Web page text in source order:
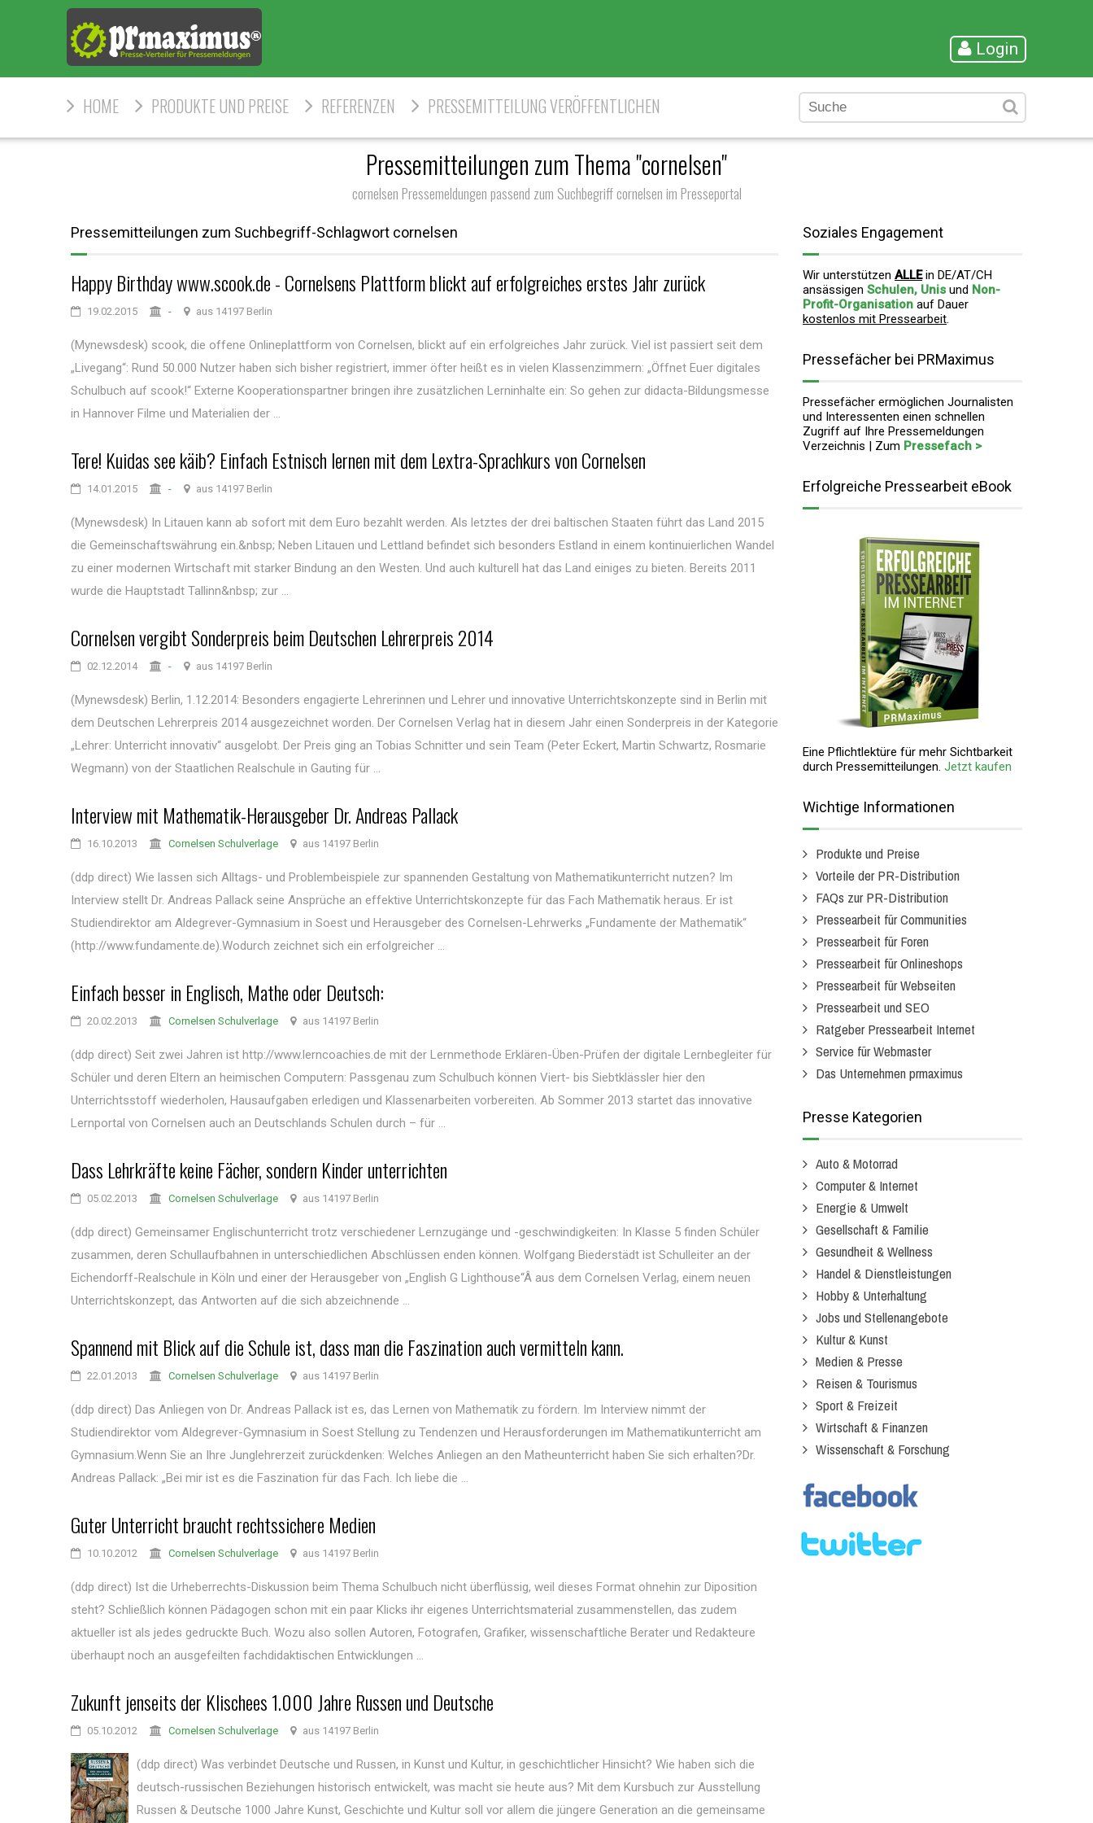
Login
HOME PRODUKTE UND PREISE REFERENZEN PRESSEMITTEILUNG VERÖFFENTLICHEN
Pressemitteilungen zum Thema "cornelsen"
cornelsen Pressemeldungen passend zum Suchbegriff cornelsen im Presseportal
Pressemitteilungen zum Suchbegriff-Schlagwort cornelsen
Happy Birthday www.scook.de - Cornelsens Plattform blickt auf erfolgreiches erstes Jahr zurück
19.02.2015 - aus 14197 Berlin
(Mynewsdesk) scook, die offene Onlineplattform von Cornelsen, blickt auf ein erfolgreiches Jahr zurück. Viel ist passiert seit dem
„Livegang“: Rund 50.000 Nutzer haben sich bisher registriert, immer öfter heißt es in vielen Klassenzimmern: „Öffnet Euer digitales
Schulbuch auf scook!“ Externe Kooperationspartner bringen ihre zusätzlichen Lerninhalte ein: So gehen zur didacta-Bildungsmesse
in Hannover Filme und Materialien der ...
Tere! Kuidas see käib? Einfach Estnisch lernen mit dem Lextra-Sprachkurs von Cornelsen
14.01.2015 - aus 14197 Berlin
(Mynewsdesk) In Litauen kann ab sofort mit dem Euro bezahlt werden. Als letztes der drei baltischen Staaten führt das Land 2015
die Gemeinschaftswährung ein.&nbsp; Neben Litauen und Lettland befindet sich besonders Estland in einem kontinuierlichen Wandel
zu einer modernen Wirtschaft mit starker Bindung an den Westen. Und auch kulturell hat das Land einiges zu bieten. Bereits 2011
wurde die Hauptstadt Tallinn&nbsp; zur ...
Cornelsen vergibt Sonderpreis beim Deutschen Lehrerpreis 2014
02.12.2014 - aus 14197 Berlin
(Mynewsdesk) Berlin, 1.12.2014: Besonders engagierte Lehrerinnen und Lehrer und innovative Unterrichtskonzepte sind in Berlin mit
dem Deutschen Lehrerpreis 2014 ausgezeichnet worden. Der Cornelsen Verlag hat in diesem Jahr einen Sonderpreis in der Kategorie
„Lehrer: Unterricht innovativ“ ausgelobt. Der Preis ging an Tobias Schnitter und sein Team (Peter Eckert, Martin Schwartz, Rosmarie
Wegmann) von der Staatlichen Realschule in Gauting für ...
Interview mit Mathematik-Herausgeber Dr. Andreas Pallack
16.10.2013 Cornelsen Schulverlage aus 14197 Berlin
(ddp direct) Wie lassen sich Alltags- und Problembeispiele zur spannenden Gestaltung von Mathematikunterricht nutzen? Im
Interview stellt Dr. Andreas Pallack seine Ansprüche an effektive Unterrichtskonzepte für das Fach Mathematik heraus. Er ist
Studiendirektor am Aldegrever-Gymnasium in Soest und Herausgeber des Cornelsen-Lehrwerks „Fundamente der Mathematik“
(http://www.fundamente.de).Wodurch zeichnet sich ein erfolgreicher ...
Einfach besser in Englisch, Mathe oder Deutsch:
20.02.2013 Cornelsen Schulverlage aus 14197 Berlin
(ddp direct) Seit zwei Jahren ist http://www.lerncoachies.de mit der Lernmethode Erklären-Üben-Prüfen der digitale Lernbegleiter für
Schüler und deren Eltern an heimischen Computern: Passgenau zum Schulbuch können Viert- bis Siebtklässler hier den
Unterrichtsstoff wiederholen, Hausaufgaben erledigen und Klassenarbeiten vorbereiten. Ab Sommer 2013 startet das innovative
Lernportal von Cornelsen auch an Deutschlands Schulen durch – für ...
Dass Lehrkräfte keine Fächer, sondern Kinder unterrichten
05.02.2013 Cornelsen Schulverlage aus 14197 Berlin
(ddp direct) Gemeinsamer Englischunterricht trotz verschiedener Lernzugänge und -geschwindigkeiten: In Klasse 5 finden Schüler
zusammen, deren Schullaufbahnen in unterschiedlichen Abschlüssen enden können. Wolfgang Biederstädt ist Schulleiter an der
Eichendorff-Realschule in Köln und einer der Herausgeber von „English G Lighthouse“Â aus dem Cornelsen Verlag, einem neuen
Unterrichtskonzept, das Antworten auf die sich abzeichnende ...
Spannend mit Blick auf die Schule ist, dass man die Faszination auch vermitteln kann.
22.01.2013 Cornelsen Schulverlage aus 14197 Berlin
(ddp direct) Das Anliegen von Dr. Andreas Pallack ist es, das Lernen von Mathematik zu fördern. Im Interview nimmt der
Studiendirektor vom Aldegrever-Gymnasium in Soest Stellung zu Tendenzen und Herausforderungen im Mathematikunterricht am
Gymnasium.Wenn Sie an Ihre Junglehrerzeit zurückdenken: Welches Anliegen an den Matheunterricht haben Sie sich erhalten?Dr.
Andreas Pallack: „Bei mir ist es die Faszination für das Fach. Ich liebe die ...
Guter Unterricht braucht rechtssichere Medien
10.10.2012 Cornelsen Schulverlage aus 14197 Berlin
(ddp direct) Ist die Urheberrechts-Diskussion beim Thema Schulbuch nicht überflüssig, weil dieses Format ohnehin zur Diposition
steht? Schließlich können Pädagogen schon mit ein paar Klicks ihr eigenes Unterrichtsmaterial zusammenstellen, das zudem
aktueller ist als jedes gedruckte Buch. Wozu also sollen Autoren, Fotografen, Grafiker, wissenschaftliche Berater und Redakteure
überhaupt noch an ausgefeilten fachdidaktischen Entwicklungen ...
Zukunft jenseits der Klischees 1.000 Jahre Russen und Deutsche
05.10.2012 Cornelsen Schulverlage aus 14197 Berlin
(ddp direct) Was verbindet Deutsche und Russen, in Kunst und Kultur, in geschichtlicher Hinsicht? Wie haben sich die
deutsch-russischen Beziehungen historisch entwickelt, was macht sie heute aus? Mit dem Kursbuch zur Ausstellung
Russen & Deutsche 1000 Jahre Kunst, Geschichte und Kultur soll vor allem die jüngere Generation an die gemeinsame
Soziales Engagement
Wir unterstützen ALLEin DE/AT/CH
ansässigen Schulen, Unis und Non-
Profit-Organisation auf Dauer
kostenlos mit Pressearbeit.
Pressefächer bei PRMaximus
Pressefächer ermöglichen Journalisten
und Interessenten einen schnellen
Zugriff auf Ihre Pressemeldungen
Verzeichnis | Zum Pressefach >
Erfolgreiche Pressearbeit eBook
Eine Pflichtlektüre für mehr Sichtbarkeit
durch Pressemitteilungen. Jetzt kaufen
Wichtige Informationen
Produkte und Preise
Vorteile der PR-Distribution
FAQs zur PR-Distribution
Pressearbeit für Communities
Pressearbeit für Foren
Pressearbeit für Onlineshops
Pressearbeit für Webseiten
Pressearbeit und SEO
Ratgeber Pressearbeit Internet
Service für Webmaster
Das Unternehmen prmaximus
Presse Kategorien
Auto & Motorrad
Computer & Internet
Energie & Umwelt
Gesellschaft & Familie
Gesundheit & Wellness
Handel & Dienstleistungen
Hobby & Unterhaltung
Jobs und Stellenangebote
Kultur & Kunst
Medien & Presse
Reisen & Tourismus
Sport & Freizeit
Wirtschaft & Finanzen
Wissenschaft & Forschung